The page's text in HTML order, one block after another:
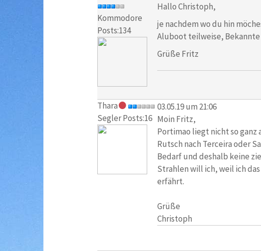
Kommodore
Posts:134
Hallo Christoph,
je nachdem wo du hin
Aluboot teilweise, Bekannte
Grüße Fritz
Thara
Segler Posts:16
03.05.19 um 21:06
Moin Fritz,
Portimao liegt nicht so ganz
Rutsch nach Terceira oder
Bedarf und deshalb keine
Strahlen will ich, weil ich
erfährt.
Grüße
Christoph